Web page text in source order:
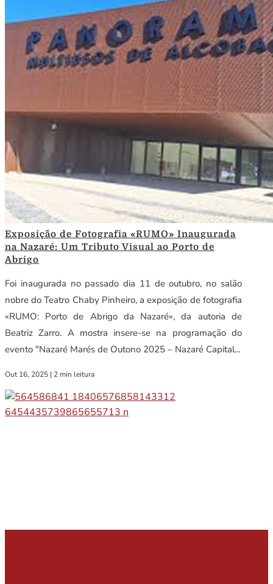
Exposição de Fotografia «RUMO» Inaugurada
na Nazaré: Um Tributo Visual ao Porto de
Abrigo
Foi inaugurada no passado dia 11 de outubro, no salão
nobre do Teatro Chaby Pinheiro, a exposição de fotografia
«RUMO: Porto de Abrigo da Nazaré», da autoria de
Beatriz Zarro. A mostra insere-se na programação do
evento "Nazaré Marés de Outono 2025 – Nazaré Capital...
Out 16, 2025 | 2 min leitura